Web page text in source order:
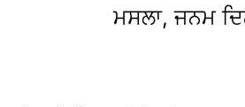
ਮਸਲਾ, ਜਨਮ